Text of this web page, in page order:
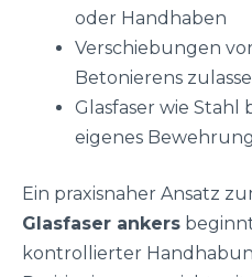
oder Handhaben
Verschiebungen
Betonierens
Glasfaser wie Stahl
eigenes
Ein praxisnaher Ansatz
Glasfaser ankers
kontrollierter